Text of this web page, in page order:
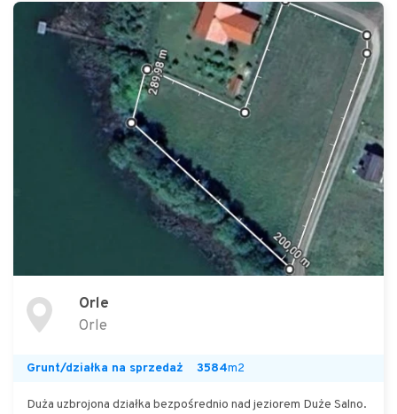
Orle
Orle
Grunt/działka na sprzedaż 3584m2
Duża uzbrojona działka bezpośrednio nad jeziorem Duże Salno.